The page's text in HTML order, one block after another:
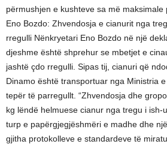
përmushjen e kushteve sa më maksimale
Eno Bozdo: Zhvendosja e cianurit nga
rregulli Nënkryetari Eno Bozdo në një
djeshme është shprehur se mbetjet e
jashtë çdo rregulli. Sipas tij, cianuri që
Dinamo është transportuar nga Ministria
tepër të parregullt. “Zhvendosja dhe
kg lëndë helmuese cianur nga tregu i ish-
turp e papërgjegjëshmëri e madhe dhe
gjitha protokolleve e standardeve të